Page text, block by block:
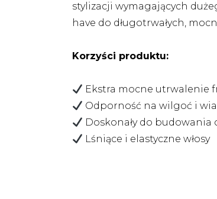
stylizacji wymagających
have do długotrwałych,
Korzyści produktu:
Ekstra mocne utrwalenie
Odporność na wilgoć i
Doskonały do budowania
Lśniące i elastyczne włosy